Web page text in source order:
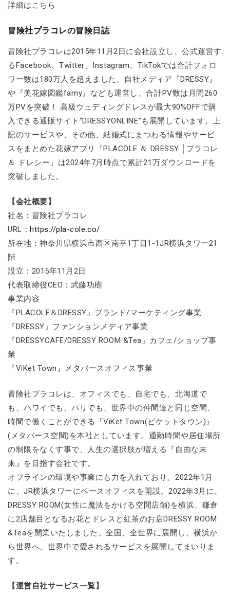
詳細はこちら
冒険社プラコレの冒険日誌
冒険社プラコレは2015年11月2日に会社設立し、公式運営す
るFacebook、Twitter、Instagram、TikTokでは合計フォロ
ワー数は180万人を超えました。自社メディア『DRESSY』
や『美花嫁図鑑farny』なども運営し、合計PV数は月間260
万PVを突破！ 高級ウェディングドレスが最大90%OFFで購
入できる通販サイト“DRESSYONLINE”も展開しています。上
記のサービスや、その他、結婚式にまつわる情報やサービ
スをまとめた花嫁アプリ「PLACOLE ＆ DRESSY │プラコレ
＆ ドレシー」は2024年7月時点で累計21万ダウンロードを
突破しました。
【会社概要】
社名：冒険社プラコレ
URL： https://pla-cole.co/
所在地：神奈川県横浜市西区南幸1丁目1-1JR横浜タワー21
階
設立：2015年11月2日
代表取締役CEO：武藤功樹
事業内容
『PLACOLE＆DRESSY』ブランド/マーケティング事業
『DRESSY』ファンションメディア事業
『DRESSYCAFE/DRESSY ROOM &Tea』カフェ/ショップ事
業
『ViKet Town』メタバースオフィス事業
冒険社プラコレは、オフィスでも、自宅でも、北海道で
も、ハワイでも、パリでも、世界中の仲間達と同じ空間、
時間で働くことができる『ViKet Town(ビケットタウン)』
(メタバース空間)を本社としています。通勤時間や居住場所
の制限をなくす事で、人生の選択肢が増える『自由な未
来』を目指す会社です。
オフラインの環境や事業にも力を入れており、2022年1月
に、JR横浜タワーにベースオフィスを開設。2022年3月に、
DRESSY ROOM(女性に魔法をかける空間店舗)を横浜、鎌倉
に2店舗目となるお花とドレスと紅茶のお店DRESSY ROOM
&Teaを開業いたしました。全国、全世界に展開し、横浜か
ら世界へ、世界中で愛されるサービスを展開してまいりま
す。
【運営自社サービス一覧】